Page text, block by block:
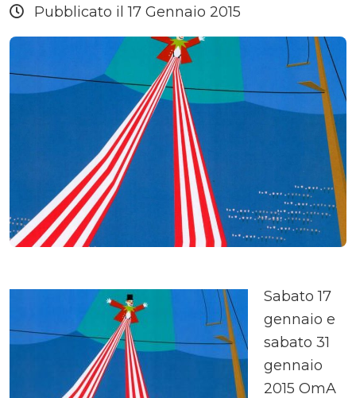
Pubblicato il 17 Gennaio 2015
Sabato 17
gennaio e
sabato 31
gennaio
2015 OmA